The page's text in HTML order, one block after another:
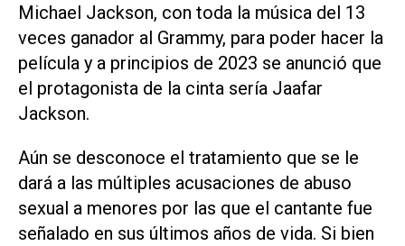
Michael Jackson, con toda la música del 13
veces ganador al Grammy, para poder hacer la
película y a principios de 2023 se anunció que
el protagonista de la cinta sería Jaafar
Jackson.
Aún se desconoce el tratamiento que se le
dará a las múltiples acusaciones de abuso
sexual a menores por las que el cantante fue
señalado en sus últimos años de vida. Si bien